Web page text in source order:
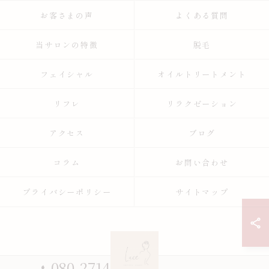
お客さまの声 よくある質問
当サロンの特徴 脱毛
フェイシャル オイルトリートメント
リフレ リラクゼーション
アクセス ブログ
コラム お問い合わせ
プライバシーポリシー サイトマップ